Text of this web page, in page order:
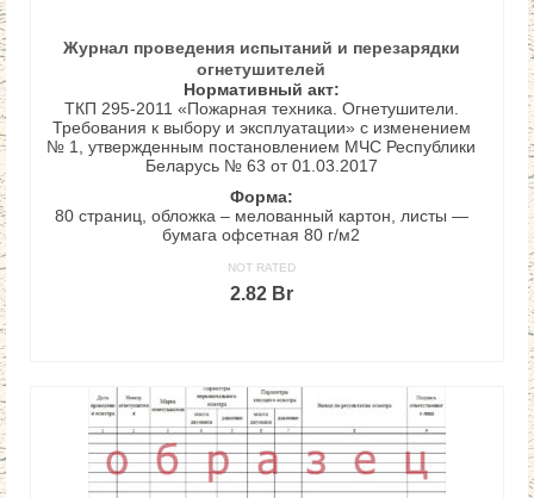
Журнал проведения испытаний и перезарядки
огнетушителей
Нормативный акт:
ТКП 295-2011 «Пожарная техника. Огнетушители.
Требования к выбору и эксплуатации» с изменением
№ 1, утвержденным постановлением МЧС Республики
Беларусь № 63 от 01.03.2017
Форма:
80 страниц, обложка – мелованный картон, листы —
бумага офсетная 80 г/м2
NOT RATED
2.82 Br